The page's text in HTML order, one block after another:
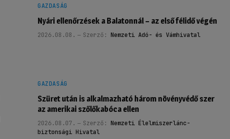
GAZDASÁG
Nyári ellenőrzések a Balatonnál – az első félidő végén
2026.08.08. Szerző: Nemzeti Adó- és Vámhivatal
GAZDASÁG
Szüret után is alkalmazható három növényvédő szer
az amerikai szőlőkabóca ellen
2026.08.07. Szerző: Nemzeti Élelmiszerlánc-
biztonsági Hivatal